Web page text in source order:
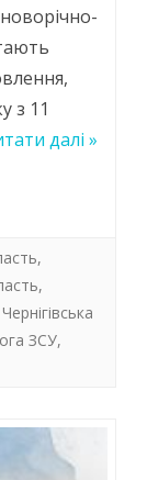
з 11
далі »
,
,
Чернігівська
ЗСУ,